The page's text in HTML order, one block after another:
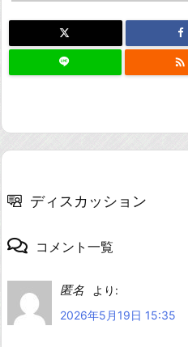

ディスカッション
コメント一覧
匿名
より:
2026年5月19日 15:35